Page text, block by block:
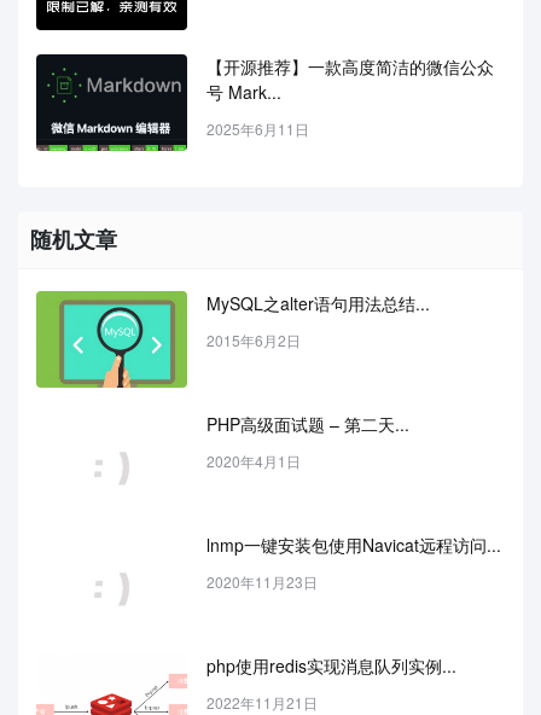
【开源推荐】一款高度简洁的微信公众
号 Mark...
2025年6月11日
随机文章
MySQL之alter语句用法总结...
2015年6月2日
PHP高级面试题 – 第二天...
2020年4月1日
lnmp一键安装包使用Navicat远程访问...
2020年11月23日
php使用redis实现消息队列实例...
2022年11月21日